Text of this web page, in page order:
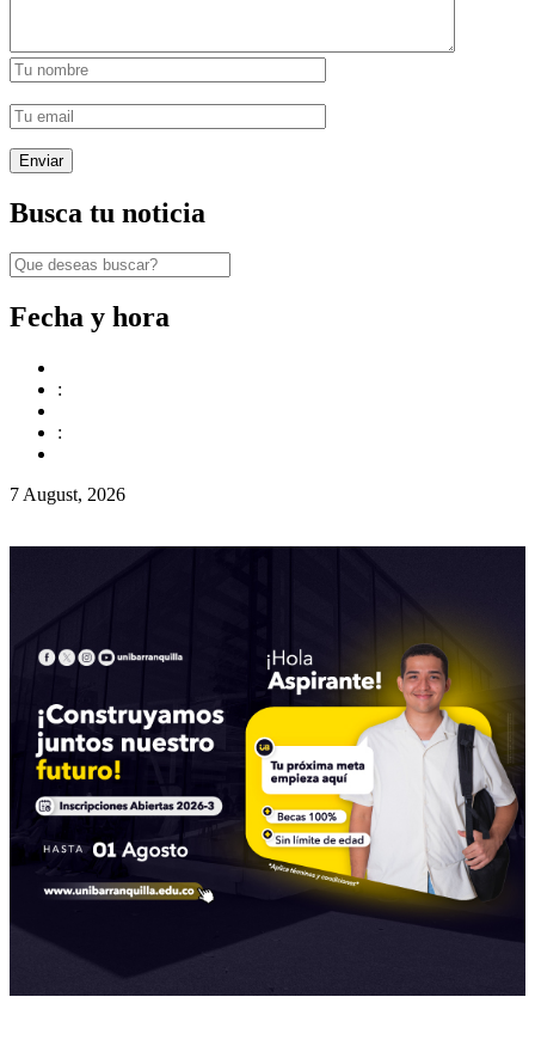
Busca tu noticia
Fecha y hora
:
:
7 August, 2026